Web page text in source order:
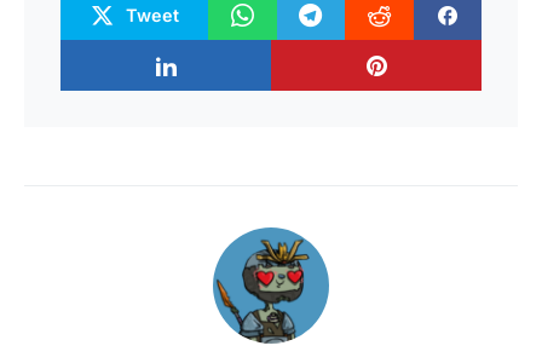
Tweet